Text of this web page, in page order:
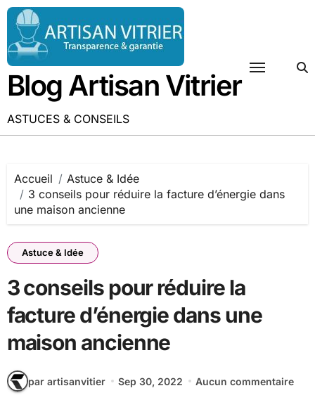
Passer
contenu
Blog Artisan Vitrier
ASTUCES & CONSEILS
Accueil
Astuce & Idée
3 conseils pour réduire la facture d’énergie dans
une maison ancienne
Astuce & Idée
3 conseils pour réduire la
facture d’énergie dans une
maison ancienne
par artisanvitier Sep 30, 2022 Aucun commentaire